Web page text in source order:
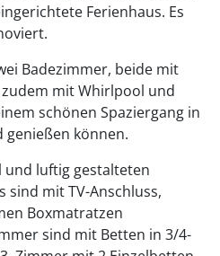
Ferienhaus. Es
Badezimmer, beide mit
mit Whirlpool und
schönen Spaziergang in
können.
und luftig gestalteten
sind mit TV-Anschluss,
Boxmatratzen
sind mit Betten in 3/4-